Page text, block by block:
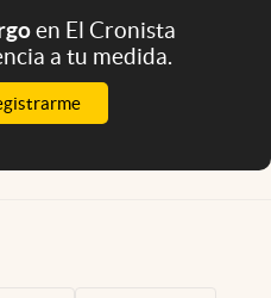
en El Cronista
a tu medida.